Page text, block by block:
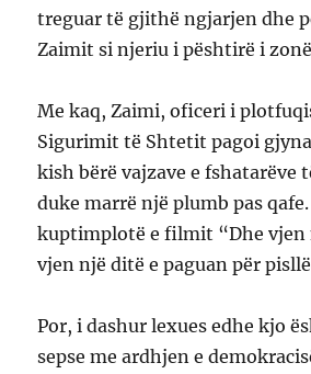
treguar të gjithë ngjarjen dhe
Zaimit si njeriu i pështirë i
Me kaq, Zaimi, oficeri i
Sigurimit të Shtetit pagoi
kish bërë vajzave e fshatarëve
duke marrë një plumb pas
kuptimplotë e filmit “Dhe vjen
vjen një ditë e paguan për
Por, i dashur lexues edhe kjo
sepse me ardhjen e